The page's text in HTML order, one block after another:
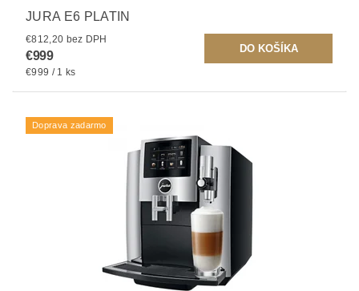
JURA E6 PLATIN
€812,20 bez DPH
€999
€999 / 1 ks
Doprava zadarmo